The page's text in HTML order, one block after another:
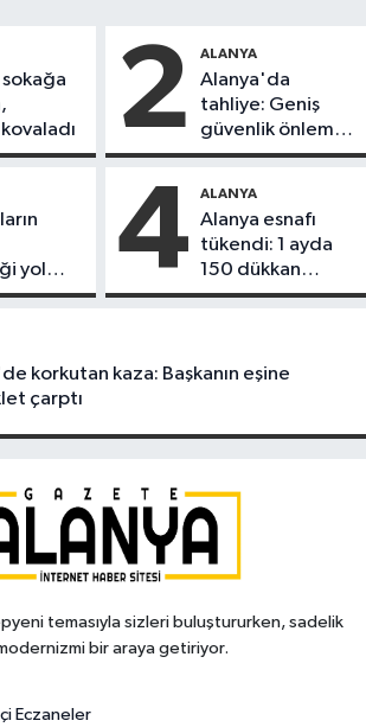
sokağa
2 ALANYA
Alanya'da
tahliye: Geniş
güvenlik önlemi
alındı
yol
döndü
4 ALANYA
Alanya esnafı
tükendi: 1 ayda
150 dükkan
kapandı
korkutan kaza: Başkanın eşine
çarptı
temasıyla sizleri buluştururken, sadelik
bir araya getiriyor.
Eczaneler